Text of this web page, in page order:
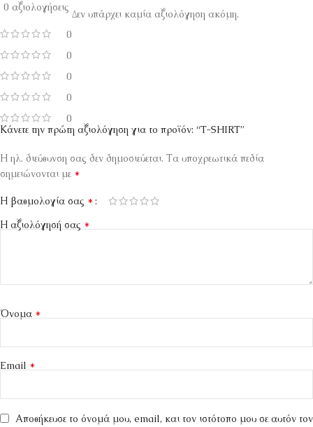
0 αξιολογήσεις
0
0
0
0
0
Δεν υπάρχει καμία αξιολόγηση ακόμη.
Κάνετε την πρώτη αξιολόγηση για το προϊόν: “T-SHIRT”
Η ηλ. διεύθυνση σας δεν δημοσιεύεται. Τα υποχρεωτικά πεδία
σημειώνονται με *
Η βαθμολογία σας *
Η αξιολόγησή σας *
Όνομα *
Email *
Αποθήκευσε το όνομά μου, email, και τον ιστότοπο μου σε αυτόν τον